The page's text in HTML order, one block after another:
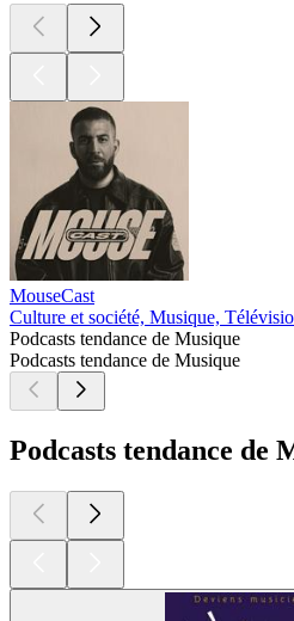
MouseCast
Culture et société, Musique,
Podcasts tendance de Musique
Podcasts tendance de Musique
Podcasts tendance de